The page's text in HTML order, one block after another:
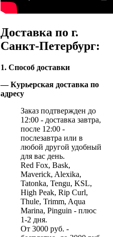
Доставка по г.
Санкт-Петербург:
1. Способ доставки
— Курьерская доставка по
адресу
Заказ подтвержден до
12:00 - доставка завтра,
после 12:00 -
послезавтра или в
любой другой удобный
для вас день.
Red Fox, Bask,
Maverick, Alexika,
Tatonka, Tengu, KSL,
High Peak, Rip Curl,
Thule, Trimm, Aqua
Marina, Pinguin - плюс
1-2 дня.
От 3000 руб. -